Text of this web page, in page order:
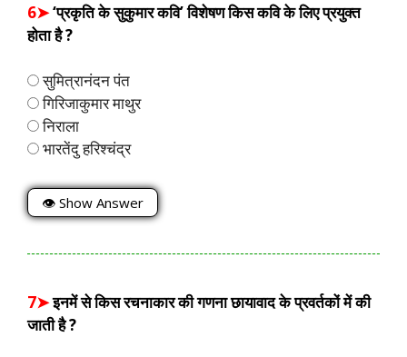
6➤‘प्रकृति के सुकुमार कवि’ विशेषण किस कवि के लिए प्रयुक्त
होता है ?
सुमित्रानंदन पंत
गिरिजाकुमार माथुर
निराला
भारतेंदु हरिश्चंद्र
👁 Show Answer
7➤इनमें से किस रचनाकार की गणना छायावाद के प्रवर्तकों में की
जाती है ?